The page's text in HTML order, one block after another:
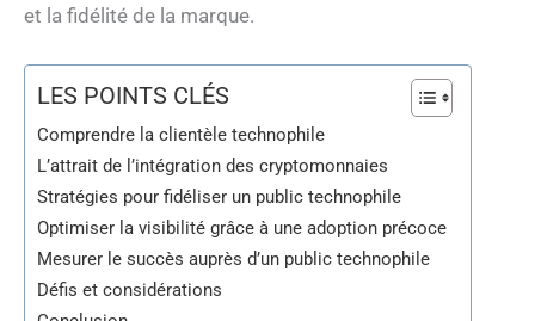
et la fidélité de la marque.
LES POINTS CLÉS
Comprendre la clientèle technophile
L’attrait de l’intégration des cryptomonnaies
Stratégies pour fidéliser un public technophile
Optimiser la visibilité grâce à une adoption précoce
Mesurer le succès auprès d’un public technophile
Défis et considérations